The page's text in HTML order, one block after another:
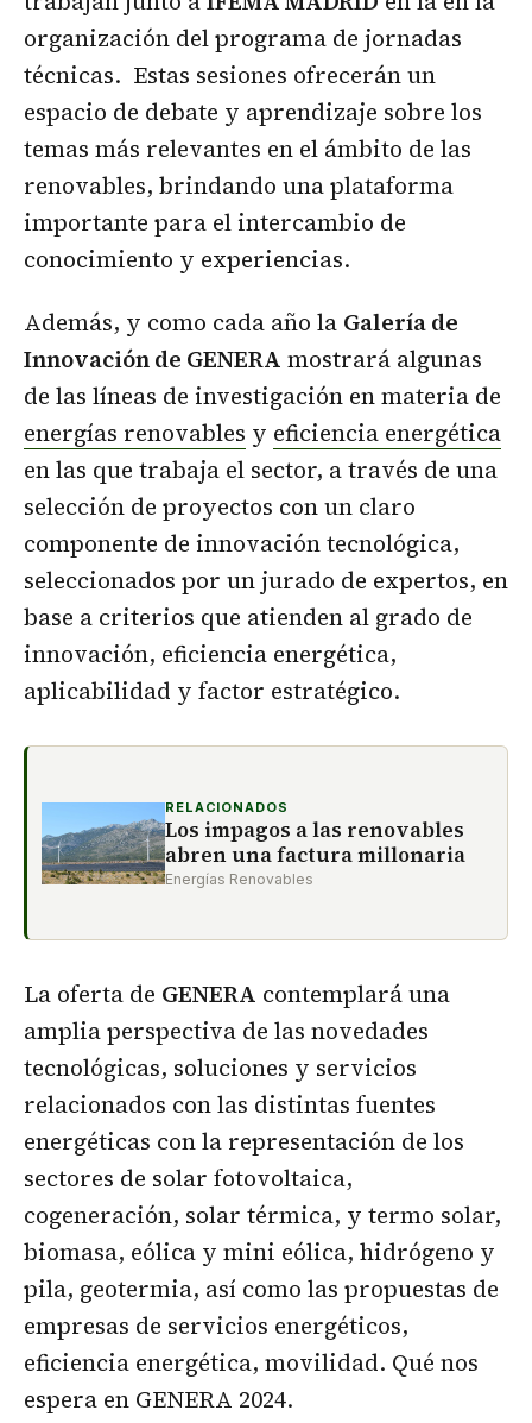
organización del programa de jornadas
técnicas. Estas sesiones ofrecerán un
espacio de debate y aprendizaje sobre los
temas más relevantes en el ámbito de las
renovables, brindando una plataforma
importante para el intercambio de
conocimiento y experiencias.
Además, y como cada año la Galería de
Innovación de GENERA mostrará algunas
de las líneas de investigación en materia de
energías renovables y eficiencia energética
en las que trabaja el sector, a través de una
selección de proyectos con un claro
componente de innovación tecnológica,
seleccionados por un jurado de expertos, en
base a criterios que atienden al grado de
innovación, eficiencia energética,
aplicabilidad y factor estratégico.
RELACIONADOS
Los impagos a las renovables
abren una factura millonaria
Energías Renovables
La oferta de GENERA contemplará una
amplia perspectiva de las novedades
tecnológicas, soluciones y servicios
relacionados con las distintas fuentes
energéticas con la representación de los
sectores de solar fotovoltaica,
cogeneración, solar térmica, y termo solar,
biomasa, eólica y mini eólica, hidrógeno y
pila, geotermia, así como las propuestas de
empresas de servicios energéticos,
eficiencia energética, movilidad. Qué nos
espera en GENERA 2024.